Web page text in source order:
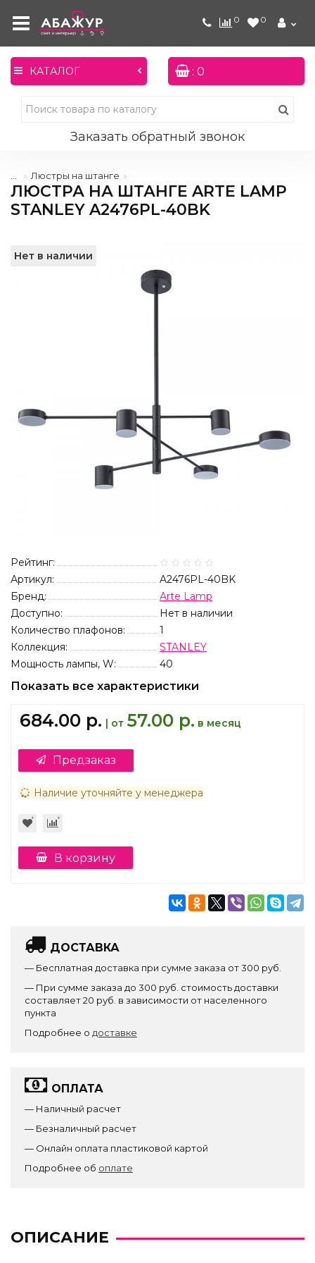
0 0
КАТАЛОГ : 0
Заказать обратный звонок
Люстры на штанге
ЛЮСТРА НА ШТАНГЕ ARTE LAMP
STANLEY A2476PL-40BK
Нет в наличии
Рейтинг:
Артикул:
A2476PL-40BK
Бренд:
Arte Lamp
Доступно:
Нет в наличии
Количество плафонов:
1
Коллекция:
STANLEY
Мощность лампы, W:
40
Показать все характеристики
684.00 р. | от 57.00 р. в месяц
Предзаказ
Наличие уточняйте у менеджера
В корзину
ДОСТАВКА
— Бесплатная доставка при сумме заказа от 300 руб.
— При сумме заказа до 300 руб. стоимость доставки
составляет 20 руб. в зависимости от населенного
пункта
Подробнее о доставке
ОПЛАТА
— Наличный расчет
— Безналичный расчет
— Онлайн оплата пластиковой картой
Подробнее об оплате
ОПИСАНИЕ